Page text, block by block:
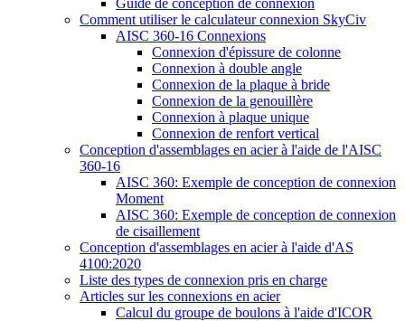
Guide de conception de connexion
Comment utiliser le calculateur connexion SkyCiv
AISC 360-16 Connexions
Connexion d'épissure de colonne
Connexion à double angle
Connexion de la plaque à bride
Connexion de la genouillère
Connexion à plaque unique
Connexion de renfort vertical
Conception d'assemblages en acier à l'aide de l'AISC
360-16
AISC 360: Exemple de conception de connexion
Moment
AISC 360: Exemple de conception de connexion
de cisaillement
Conception d'assemblages en acier à l'aide d'AS
4100:2020
Liste des types de connexion pris en charge
Articles sur les connexions en acier
Calcul du groupe de boulons à l'aide d'ICOR